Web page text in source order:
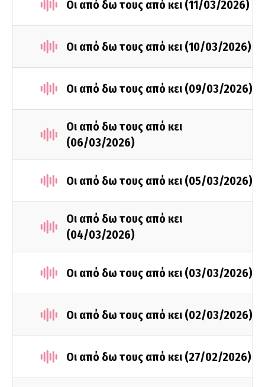
Οι από δω τους από κει (11/03/2026)
Οι από δω τους από κει (10/03/2026)
Οι από δω τους από κει (09/03/2026)
Οι από δω τους από κει
(06/03/2026)
Οι από δω τους από κει (05/03/2026)
Οι από δω τους από κει
(04/03/2026)
Οι από δω τους από κει (03/03/2026)
Οι από δω τους από κει (02/03/2026)
Οι από δω τους από κει (27/02/2026)